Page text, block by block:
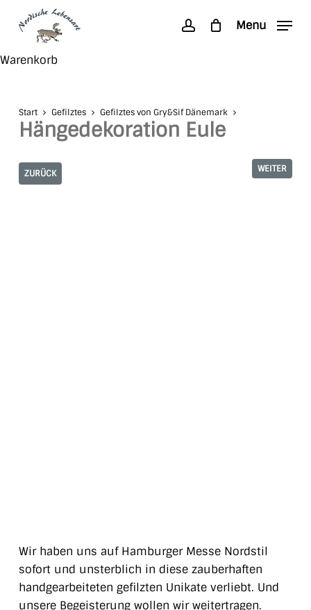
content
accountMenu
WarenkorbClose
Start Gefilztes Gefilztes von Gry&Sif Dänemark
Hängedekoration Eule
ZURÜCK WEITER
Wir haben uns auf Hamburger Messe Nordstil
sofort und unsterblich in diese zauberhaften
handgearbeiteten gefilzten Unikate verliebt. Und
unsere Begeisterung wollen wir weitertragen.